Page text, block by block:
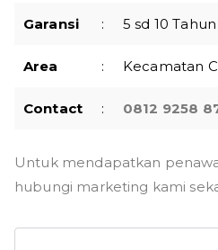
Garansi : 5 sd 10 Tahun
Area : Kecamatan
Contact : 0812 9258
Untuk mendapatkan
hubungi marketing kami